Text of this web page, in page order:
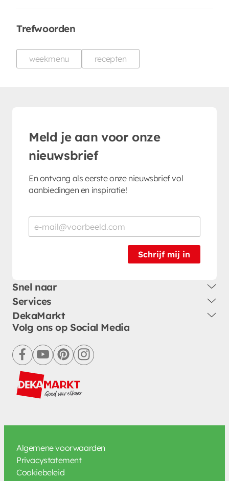
Trefwoorden
weekmenu recepten
Meld je aan voor onze
nieuwsbrief
En ontvang als eerste onze nieuwsbrief vol
aanbiedingen en inspiratie!
Schrijf mij in
Snel naar
Services
DekaMarkt
Volg ons op Social Media
facebookyoutubepinterestinstagram
Algemene voorwaarden
Privacystatement
Cookiebeleid